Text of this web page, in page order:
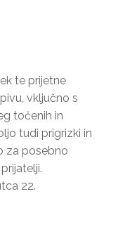
te prijetne
vključno s
točenih in
tudi prigrizki in
za posebno
22.